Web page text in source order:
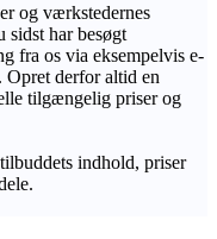
og værkstedernes
har besøgt
fra os via eksempelvis e-
derfor altid en
tilgængelig priser og
indhold, priser